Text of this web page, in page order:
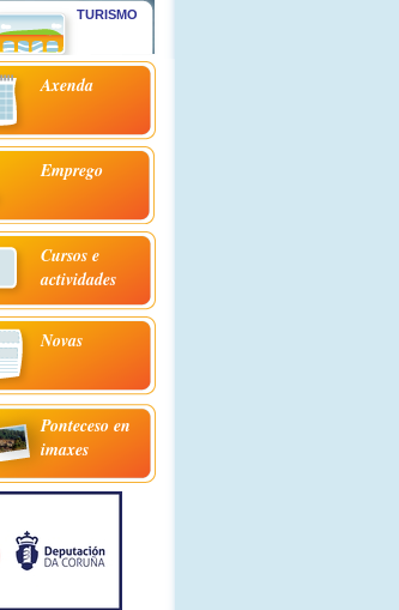
TURISMO
Axenda
Emprego
Cursos e
actividades
Novas
Ponteceso en
imaxes